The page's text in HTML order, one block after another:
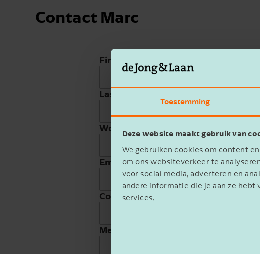
Toestemming
Deze website maakt gebruik van
We gebruiken cookies om content
om ons websiteverkeer te
voor social media, adverteren en
andere informatie die je aan ze hebt
services.
Contact Marc
First name
Last name
Work phone
Email address
Company name
Message